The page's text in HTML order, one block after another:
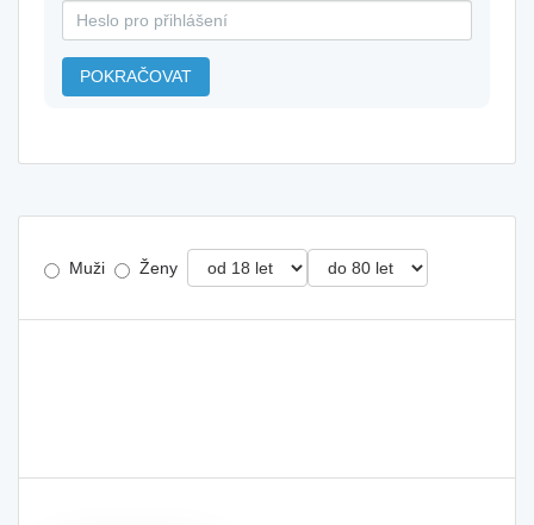
POKRAČOVAT
Muži Ženy